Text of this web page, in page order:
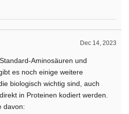
Dec 14, 2023
Aminosäuren und
es noch einige weitere
biologisch wichtig sind, auch
in Proteinen kodiert werden.
davon: